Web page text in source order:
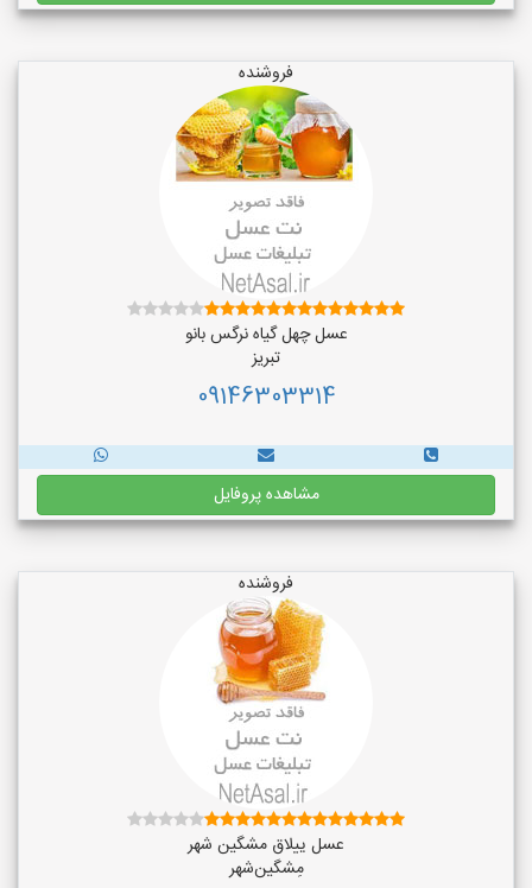
فروشنده
عسل چهل گیاه نرگس بانو
تبریز
09146303314
مشاهده پروفایل
فروشنده
عسل ییلاق مشگین شهر
مِشگین‌شهر